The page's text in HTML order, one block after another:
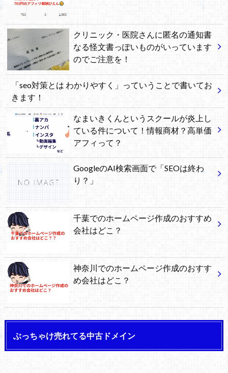
クリニック・医院さんに匿名の通知書
なる怪文書っぽいものがいっています
のでご注意を！
「seo対策とは わかりやすく」っていうことで書いてお
きます！
なまいきくんというスクールが炎上し
ている件について！情報商材？高単価
アフィって？
GoogleのAI検索画面で「SEOは終わ
り？」
千葉でのホームページ作成のおすすめ
会社はどこ？
神奈川でのホームページ作成のおすす
め会社はどこ？
ぶっちゃけ売れてる中古ドメイン